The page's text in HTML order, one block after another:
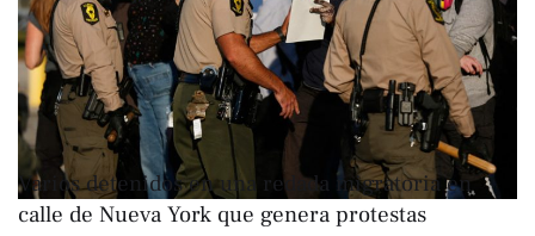
INTERNACIONALES
Varios detenidos en una redada migratoria en
calle de Nueva York que genera protestas